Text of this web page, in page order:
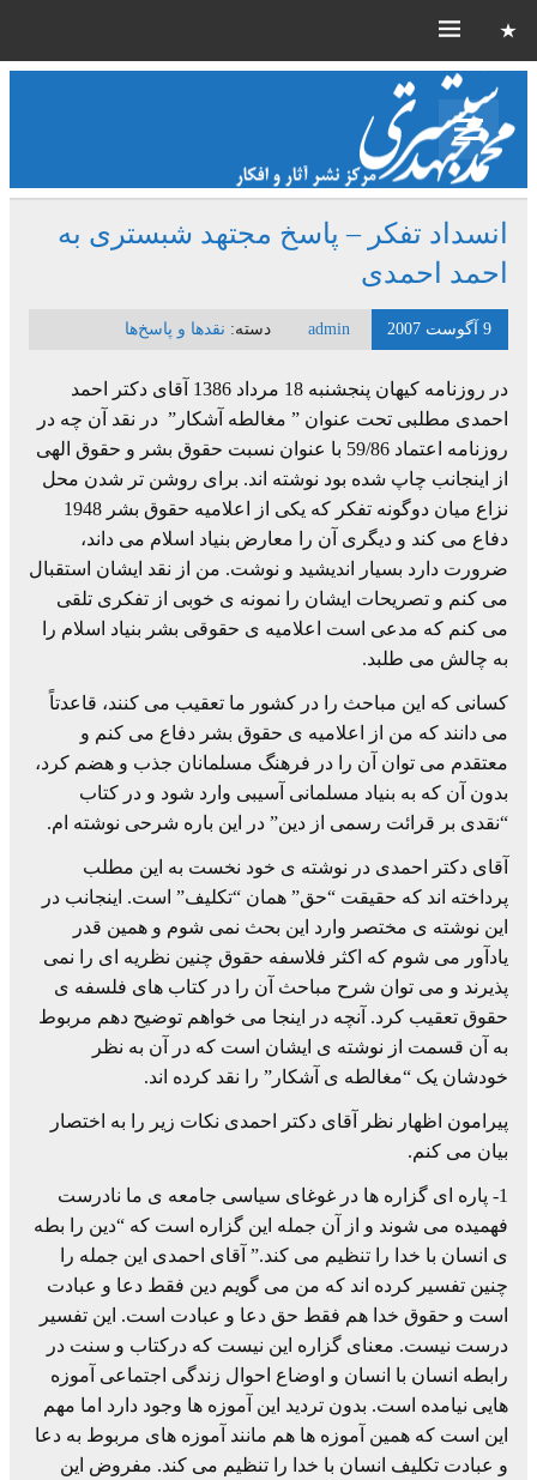
انسداد تفکر – پاسخ مجتهد شبستری به
احمد احمدی
9 آگوست 2007 admin دسته: نقدها و پاسخ‌ها
در روزنامه کیهان پنجشنبه 18 مرداد 1386 آقای دکتر احمد
احمدی مطلبی تحت عنوان ” مغالطه آشکار” در نقد آن چه در
روزنامه اعتماد 59/86 با عنوان نسبت حقوق بشر و حقوق الهی
از اینجانب چاپ شده بود نوشته اند. برای روشن تر شدن محل
نزاع میان دوگونه تفکر که یکی از اعلامیه حقوق بشر 1948
دفاع می کند و دیگری آن را معارض بنیاد اسلام می داند،
ضرورت دارد بسیار اندیشید و نوشت. من از نقد ایشان استقبال
می کنم و تصریحات ایشان را نمونه ی خوبی از تفکری تلقی
می کنم که مدعی است اعلامیه ی حقوقی بشر بنیاد اسلام را
به چالش می طلبد.
کسانی که این مباحث را در کشور ما تعقیب می کنند، قاعدتاً
می دانند که من از اعلامیه ی حقوق بشر دفاع می کنم و
معتقدم می توان آن را در فرهنگ مسلمانان جذب و هضم کرد،
بدون آن که به بنیاد مسلمانی آسیبی وارد شود و در کتاب
“نقدی بر قرائت رسمی از دین” در این باره شرحی نوشته ام.
آقای دکتر احمدی در نوشته ی خود نخست به این مطلب
پرداخته اند که حقیقت “حق” همان “تکلیف” است. اینجانب در
این نوشته ی مختصر وارد این بحث نمی شوم و همین قدر
یادآور می شوم که اکثر فلاسفه حقوق چنین نظریه ای را نمی
پذیرند و می توان شرح مباحث آن را در کتاب های فلسفه ی
حقوق تعقیب کرد. آنچه در اینجا می خواهم توضیح دهم مربوط
به آن قسمت از نوشته ی ایشان است که در آن به نظر
خودشان یک “مغالطه ی آشکار” را نقد کرده اند.
پیرامون اظهار نظر آقای دکتر احمدی نکات زیر را به اختصار
بیان می کنم.
1- پاره ای گزاره ها در غوغای سیاسی جامعه ی ما نادرست
فهمیده می شوند و از آن جمله این گزاره است که “دین را بطه
ی انسان با خدا را تنظیم می کند.” آقای احمدی این جمله را
چنین تفسیر کرده اند که من می گویم دین فقط دعا و عبادت
است و حقوق خدا هم فقط حق دعا و عبادت است. این تفسیر
درست نیست. معنای گزاره این نیست که درکتاب و سنت در
رابطه انسان با انسان و اوضاع احوال زندگی اجتماعی آموزه
هایی نیامده است. بدون تردید این آموزه ها وجود دارد اما مهم
این است که همین آموزه ها هم مانند آموزه های مربوط به دعا
و عبادت تکلیف انسان با خدا را تنظیم می کند. مفروض این